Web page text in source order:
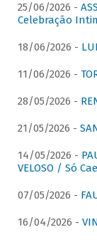
25/06/2026 -
Celebração
18/06/2026 -
11/06/2026 -
28/05/2026 -
21/05/2026 -
14/05/2026 -
VELOSO / Só
07/05/2026 -
16/04/2026 -